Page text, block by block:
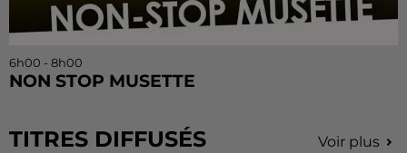
6h00 - 8h00
NON STOP MUSETTE
TITRES DIFFUSÉS Voir plus